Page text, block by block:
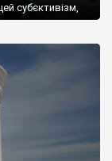
субєктивізм,